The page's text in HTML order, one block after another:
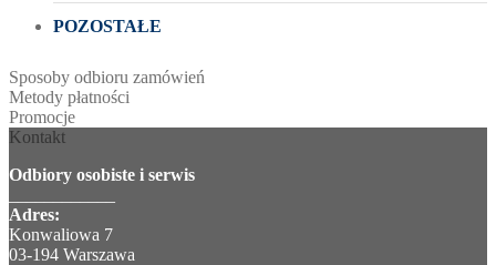
POZOSTAŁE
Sposoby odbioru zamówień
Metody płatności
Promocje
Kontakt
Odbiory osobiste i serwis
Adres:
Konwaliowa 7
03-194 Warszawa